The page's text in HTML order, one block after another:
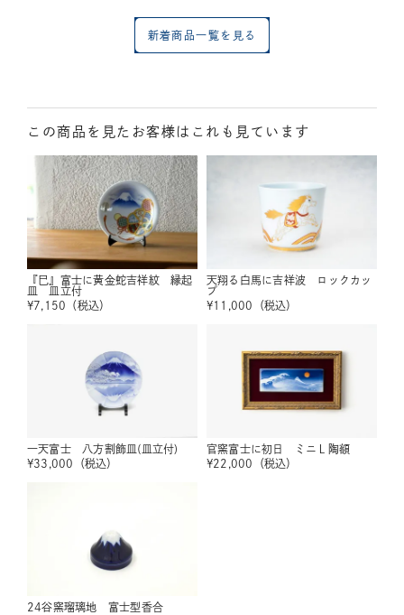
新着商品一覧を見る
この商品を見たお客様はこれも見ています
『巳』富士に黄金蛇吉祥紋 縁起
皿 皿立付
¥7,150 （税込）
天翔る白馬に吉祥波 ロックカッ
プ
¥11,000 （税込）
一天富士 八方割飾皿(皿立付)
¥33,000 （税込）
官窯富士に初日 ミニＬ陶額
¥22,000 （税込）
24谷窯瑠璃地 富士型香合